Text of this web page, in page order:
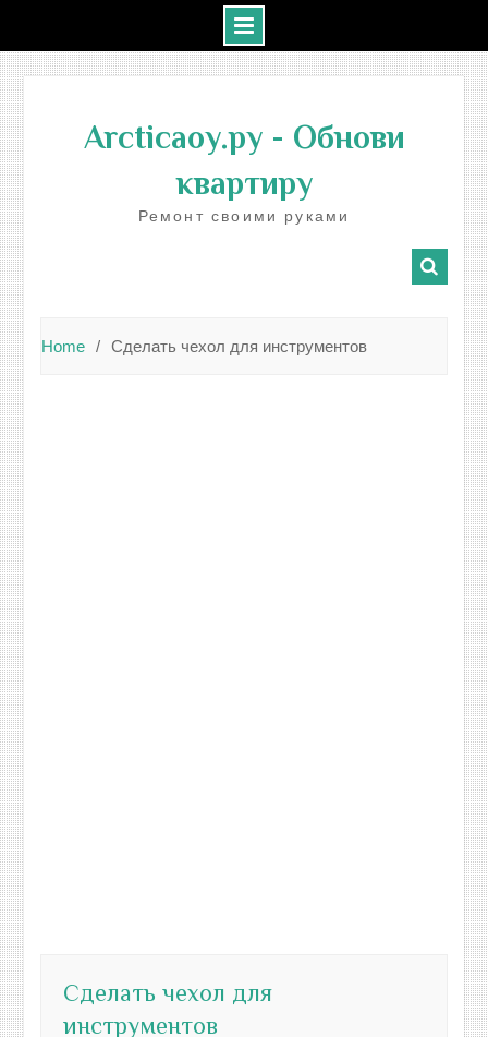
contentArcticaoy.ру- Обнови
квартиру
Ремонт своими руками
Home Сделать чехол для инструментов
Сделать чехол для
инструментов